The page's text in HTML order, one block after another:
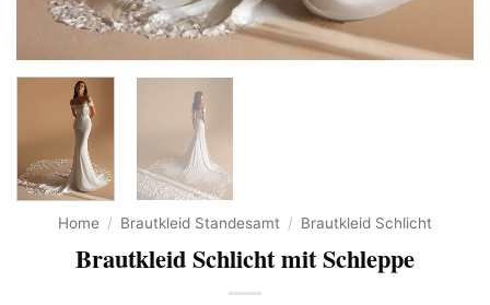
Home / Brautkleid Standesamt / Brautkleid Schlicht
Brautkleid Schlicht mit Schleppe